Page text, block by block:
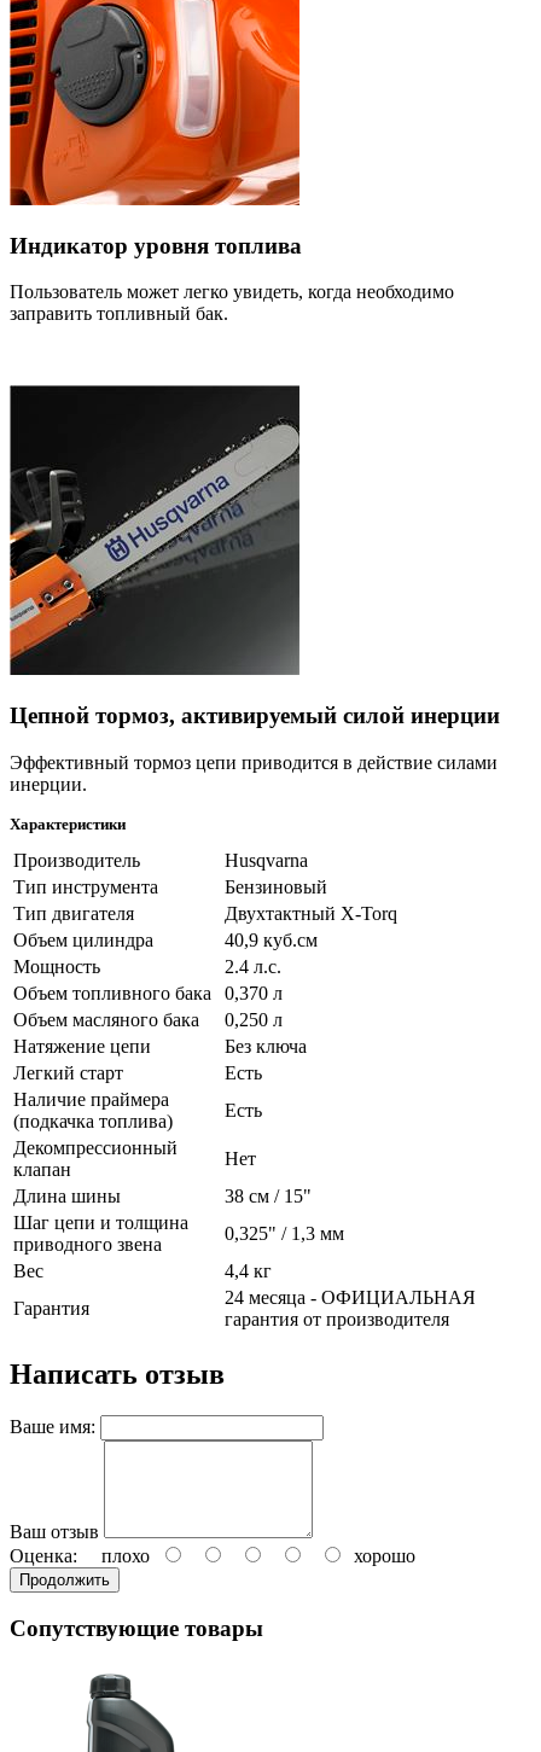
Индикатор уровня топлива
Пользователь может легко увидеть, когда необходимо
заправить топливный бак.
Цепной тормоз, активируемый силой инерции
Эффективный тормоз цепи приводится в действие силами
инерции.
Характеристики
Производитель
Husqvarna
Тип инструмента
Бензиновый
Тип двигателя
Двухтактный X-Torq
Объем цилиндра
40,9 куб.см
Мощность
2.4 л.с.
Объем топливного бака
0,370 л
Объем масляного бака
0,250 л
Натяжение цепи
Без ключа
Легкий старт
Есть
Наличие праймера
(подкачка топлива)
Есть
Декомпрессионный
клапан
Нет
Длина шины
38 см / 15"
Шаг цепи и толщина
приводного звена
0,325" / 1,3 мм
Вес
4,4 кг
Гарантия
24 месяца - ОФИЦИАЛЬНАЯ
гарантия от производителя
Написать отзыв
Ваше имя:
Ваш отзыв
Оценка: плохо хорошо
Продолжить
Сопутствующие товары